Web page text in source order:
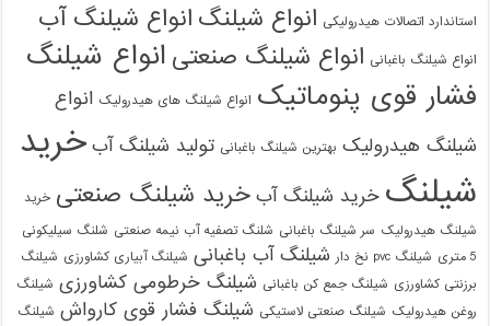
استاندارد اتصالات هیدرولیکی انواع شیلنگ انواع شیلنگ آب
انواع شیلنگ باغبانی انواع شیلنگ صنعتی انواع شیلنگ
فشار قوی پنوماتیک انواع شیلنگ های هیدرولیک انواع
شیلنگ هیدرولیک بهترین شیلنگ باغبانی تولید شیلنگ آب خرید
شیلنگ خرید شیلنگ آب خرید شیلنگ صنعتی خرید
شیلنگ هیدرولیک سر شیلنگ باغبانی شلنگ تصفیه آب نیمه صنعتی شلنگ سیلیکونی
5 متری
شیلنگ pvc نخ دار شیلنگ آب باغبانی شیلنگ آبیاری کشاورزی شیلنگ
برزنتی کشاورزی شیلنگ جمع کن باغبانی شیلنگ خرطومی کشاورزی شیلنگ
روغن هیدرولیک شیلنگ صنعتی لاستیکی شیلنگ فشار قوی کارواش شیلنگ